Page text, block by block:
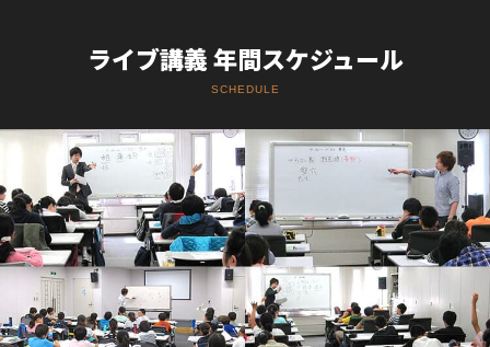
ライブ講義 年間スケジュール
SCHEDULE